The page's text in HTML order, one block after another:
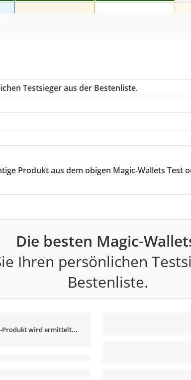
Testsieger aus der Bestenliste.
Produkt aus dem obigen Magic-Wallets Test
Die besten Magic-
Ihren persönlichen
Bestenliste.
Produkt wird ermittelt...